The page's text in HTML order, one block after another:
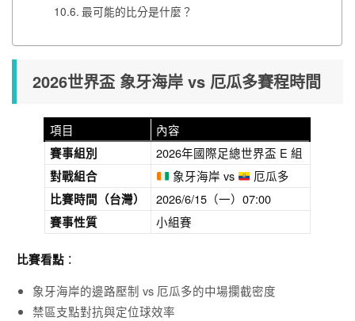
最可能的比分是什麼？
2026世界盃 象牙海岸 vs 厄瓜多賽程時間
項目 內容
賽事組別 2026年國際足總世界盃 E 組
對戰組合 象牙海岸 vs 厄瓜多
比賽時間 （台灣） 2026/6/15（一）07:00
賽事性質 小組賽
比賽看點 ：
象牙海岸的邊路壓制 vs 厄瓜多的中場攔截密度
禁區支點對抗與定位球效率